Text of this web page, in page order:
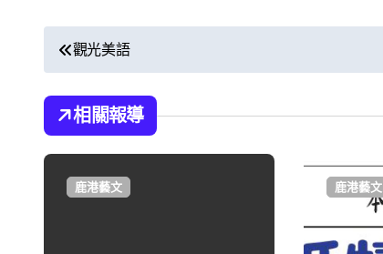
文
章
導
覽
觀光美語
相關報導
鹿港藝文 鹿港藝文